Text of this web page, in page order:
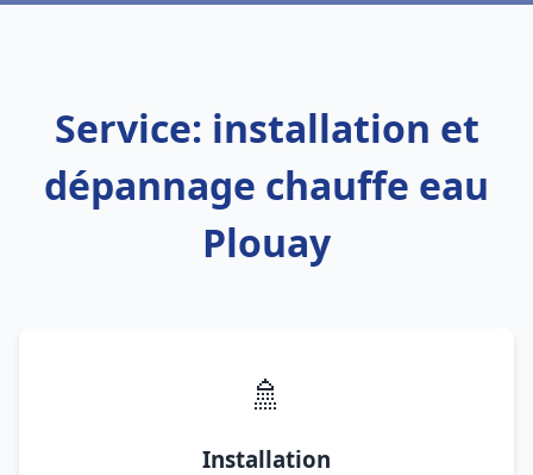
Service: installation et
dépannage chauffe eau
Plouay
🚿
Installation